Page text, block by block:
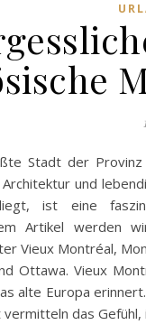
Stadt der Provinz
und
ist eine
Artikel werden
Vieux Montréal,
Ottawa. Vieux
alte Europa
vermitteln das